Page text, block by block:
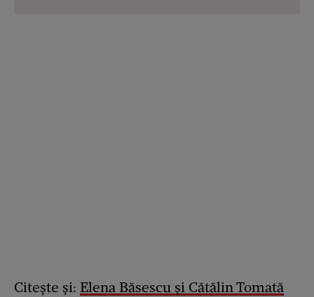
Citește și: Elena Băsescu și Cătălin Tomată